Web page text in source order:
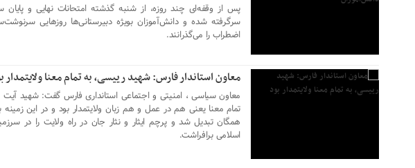
پس از وقفه‌ای چند روزه، از شنبه گذشته امتحانات نهایی و
سرگرفته شده و دانش‌آموزان بویژه دبیرستانی‌ها روزهایی
اضطراب را می‌گذرانند.
معاون استاندار فارس: شهید رییسی، به تمام معنا ولایتمدار
معاون سیاسی ، امنیتی و اجتماعی استانداری فارس گفت: شهید آیت
تمام معنا یعنی هم در عمل و هم زبان ولایتمدار بود و در این زمینه
همگان تبدیل شد و پرچم ایثار و نثار جان در راه ولایت را در
اسلامی برافراشت.